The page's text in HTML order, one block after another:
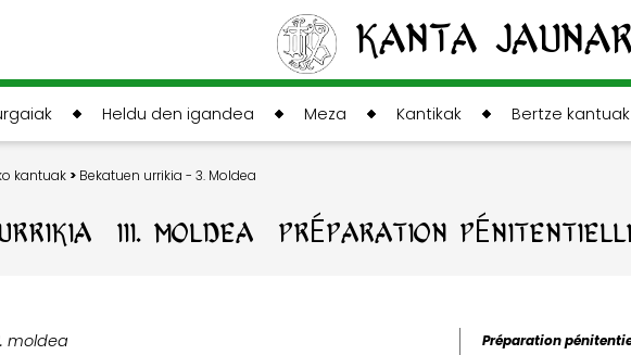
Kanta
Heldu den igandea Meza Kantikak Bertze kantuak
kantuak > Bekatuen urrikia - 3. Moldea
- III. MOLDEA / PRÉPARATION
moldea
Préparation